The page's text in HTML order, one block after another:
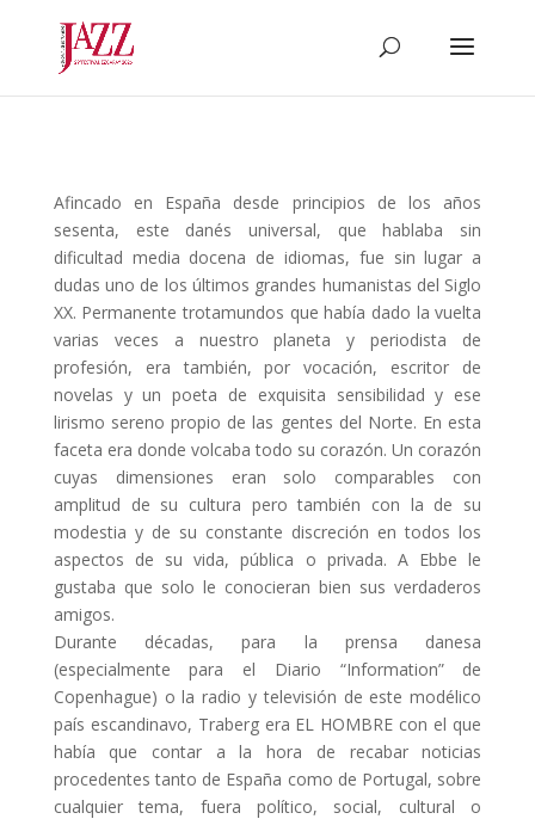
Afincado en España desde principios de los años
sesenta, este danés universal, que hablaba sin
dificultad media docena de idiomas, fue sin lugar a
dudas uno de los últimos grandes humanistas del Siglo
XX. Permanente trotamundos que había dado la vuelta
varias veces a nuestro planeta y periodista de
profesión, era también, por vocación, escritor de
novelas y un poeta de exquisita sensibilidad y ese
lirismo sereno propio de las gentes del Norte. En esta
faceta era donde volcaba todo su corazón. Un corazón
cuyas dimensiones eran solo comparables con
amplitud de su cultura pero también con la de su
modestia y de su constante discreción en todos los
aspectos de su vida, pública o privada. A Ebbe le
gustaba que solo le conocieran bien sus verdaderos
amigos.
Durante décadas, para la prensa danesa
(especialmente para el Diario “Information” de
Copenhague) o la radio y televisión de este modélico
país escandinavo, Traberg era EL HOMBRE con el que
había que contar a la hora de recabar noticias
procedentes tanto de España como de Portugal, sobre
cualquier tema, fuera político, social, cultural o